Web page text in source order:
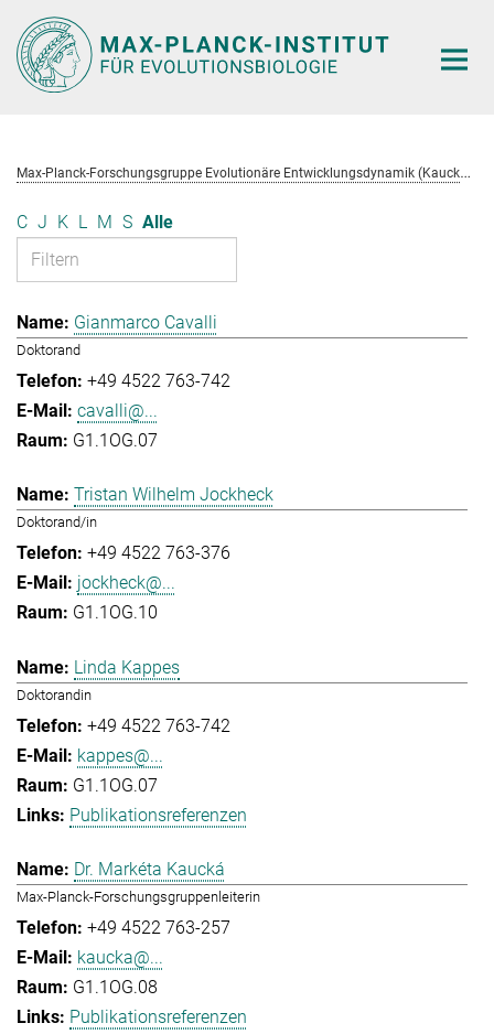
Hauptinhalt
M
ax-Planck-Forschungsgruppe Evolutionäre Entwicklungsdynamik (Kaucká)
C J K L M S Alle
Gianmarco Cavalli
Doktorand
+49 4522 763-742
cavalli@...
G1.1OG.07
Tristan Wilhelm Jockheck
Doktorand/in
+49 4522 763-376
jockheck@...
G1.1OG.10
Linda Kappes
Doktorandin
+49 4522 763-742
kappes@...
G1.1OG.07
Publikationsreferenzen
Dr. Markéta Kaucká
Max-Planck-Forschungsgruppenleiterin
+49 4522 763-257
kaucka@...
G1.1OG.08
Publikationsreferenzen